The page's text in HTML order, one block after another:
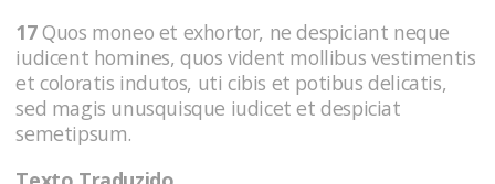
17Quos moneo et exhortor, ne despiciant neque
iudicent homines, quos vident mollibus vestimentis
et coloratis indutos, uti cibis et potibus delicatis,
sed magis unusquisque iudicet et despiciat
semetipsum.